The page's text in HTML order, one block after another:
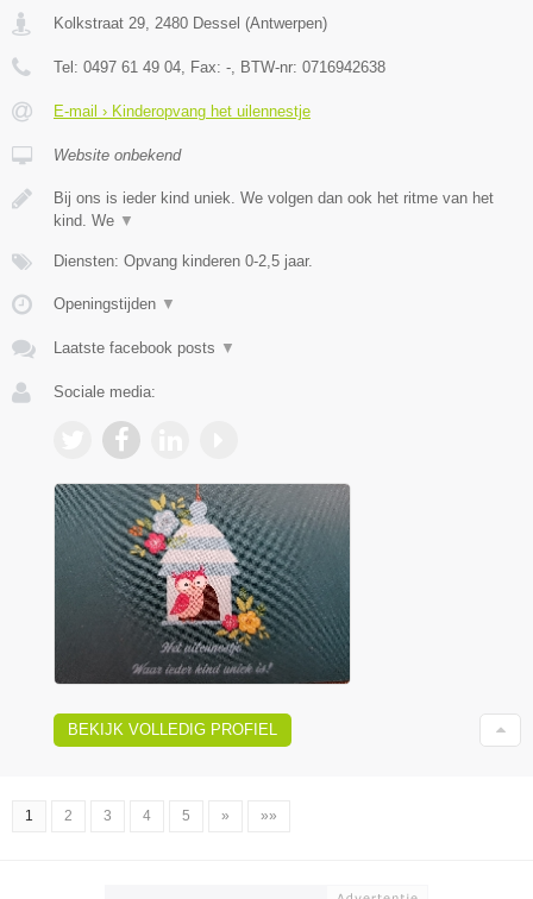
Kolkstraat 29 2480 Dessel (Antwerpen)
Tel: 0497 61 49 04 , Fax: - , BTW-nr: 0716942638
E-mail › Kinderopvang het uilennestje
Website onbekend
Bij ons is ieder kind uniek. We volgen dan ook het ritme van het
kind. We ▼
Diensten: Opvang kinderen 0-2,5 jaar.
Openingstijden ▼
Laatste facebook posts ▼
Sociale media:
BEKIJK VOLLEDIG PROFIEL
1 2 3 4 5 » »»